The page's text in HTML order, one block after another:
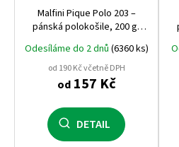
Malfini Pique Polo 203 –
pánská polokošile, 200 g,
pro firemní výšivku
Odesíláme do 2 dnů (6360 ks)
od 190 Kč včetně DPH
od157 Kč
DETAIL